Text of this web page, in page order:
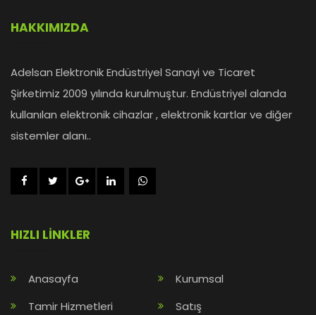
HAKKIMIZDA
Adelsan Elektronik Endüstriyel Sanayi ve Ticaret
Şirketimiz 2009 yılında kurulmuştur. Endüstriyel alanda
kullanılan elektronik cihazlar , elektronik kartlar ve diğer
sistemler alanı..
HIZLI LİNKLER
Anasayfa
Kurumsal
Tamir Hizmetleri
Satış